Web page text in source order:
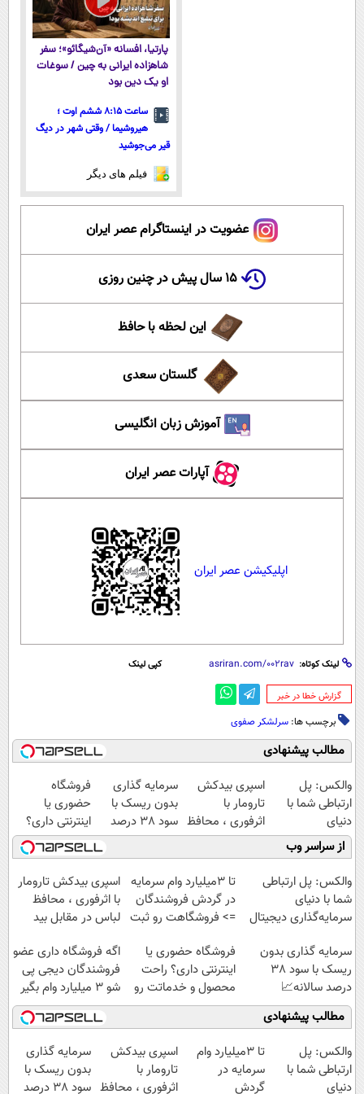
پارتیا، افسانه «آن‌شیگائو»؛ سفر
شاهزاده ایرانی به چین / سوغات
او یک دین بود
ساعت ۸:۱۵ ششم اوت ؛
هیروشیما / وقتی شهر در دیگ
قیر می‌جوشید
فیلم های دیگر
عضویت در اینستاگرام عصر ایران
۱۵ سال پیش در چنین روزی
این لحظه با حافظ
گلستان سعدی
آموزش زبان انگلیسی
آپارات عصر ایران
اپلیکیشن عصر ایران
لینک کوتاه: کپی لینک
‌گزارش خطا در خبر
برچسب ها: سرلشکر صفوی
مطالب پیشنهادی
والکس: پل
ارتباطی شما با
دنیای
سرمایه‌گذاری
دیجیتال
اسپری بیدکش
تارومار با
اثرفوری ، محافظ
لباس در مقابل
بید
سرمایه گذاری
بدون ریسک با
سود 38 درصد
سالانه📈
فروشگاه
حضوری یا
اینترنتی داری؟
راحت محصول و
خدماتت رو
بفروش
از سراسر وب
والکس: پل ارتباطی
شما با دنیای
سرمایه‌گذاری دیجیتال
تا 3میلیارد وام سرمایه
در گردش فروشندگان
=> فروشگاهت رو ثبت
اسپری بیدکش تارومار
با اثرفوری ، محافظ
لباس در مقابل بید
سرمایه گذاری بدون
ریسک با سود 38
درصد سالانه📈
فروشگاه حضوری یا
اینترنتی داری؟ راحت
محصول و خدماتت رو
بفروش
اگه فروشگاه داری عضو
فروشندگان دیجی پی
شو 3 میلیارد وام بگیر
مطالب پیشنهادی
والکس: پل
ارتباطی شما با
دنیای
تا 3میلیارد وام
سرمایه در
گردش
اسپری بیدکش
تارومار با
اثرفوری ، محافظ
سرمایه گذاری
بدون ریسک با
سود 38 درصد